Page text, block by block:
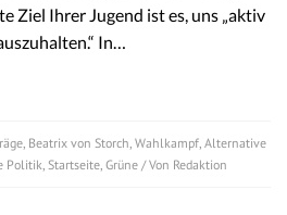
Ziel Ihrer Jugend ist es, uns „aktiv
In…
, Beatrix von Storch, Wahlkampf, Alternative
Politik, Startseite, Grüne / Von Redaktion